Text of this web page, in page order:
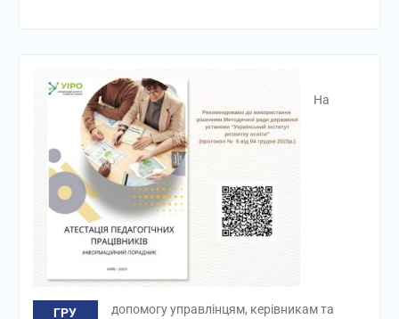
ГРУ
На
допомогу управлінцям, керівникам та